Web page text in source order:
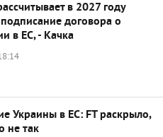
в 2027 году
договора о
в ЕС, - Качка
Украины в ЕС: FT раскрыло,
не так